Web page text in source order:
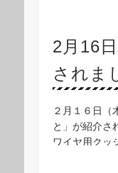
2月16
されま
２月１６日（
と」が紹介さ
ワイヤ用クッ